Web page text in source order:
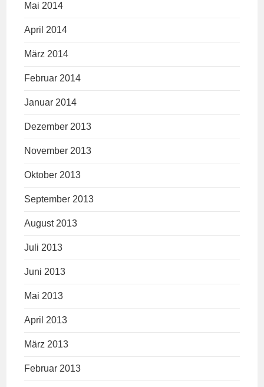
Mai 2014
April 2014
März 2014
Februar 2014
Januar 2014
Dezember 2013
November 2013
Oktober 2013
September 2013
August 2013
Juli 2013
Juni 2013
Mai 2013
April 2013
März 2013
Februar 2013